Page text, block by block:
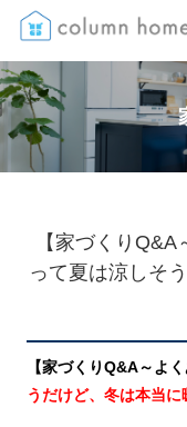
【家づくり
って夏は涼しそ
【家づくりQ&A～よ
うだけど、冬は本当に